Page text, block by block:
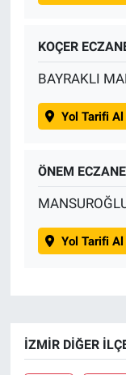
KOÇER
BAYRAKLI
Yol Tarifi Al
ÖNEM
Yol Tarifi Al
İZMIR DIĞER